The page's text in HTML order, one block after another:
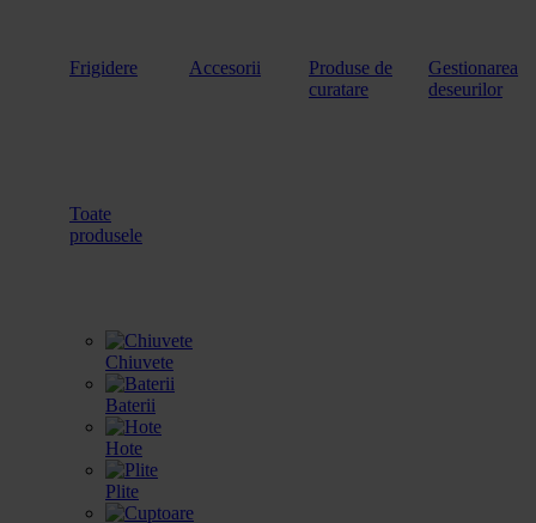
Frigidere Accesorii
Produse de
curatare
Gestionarea
deseurilor
Toate
produsele
Chiuvete
Baterii
Hote
Plite